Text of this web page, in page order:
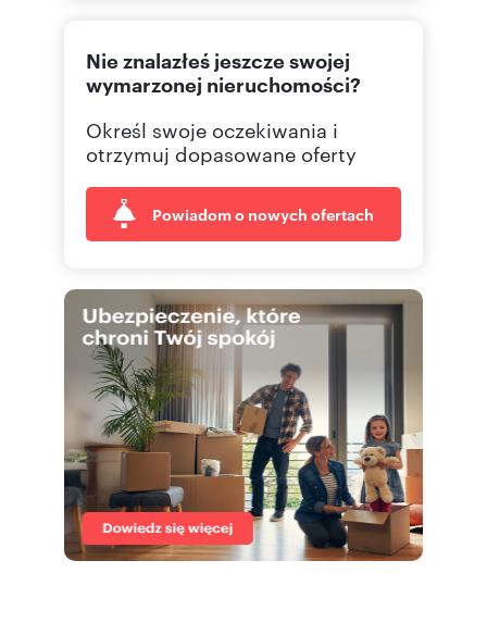
Nie znalazłeś jeszcze swojej
wymarzonej nieruchomości?
Określ swoje oczekiwania i
otrzymuj dopasowane oferty
Powiadom o nowych ofertach